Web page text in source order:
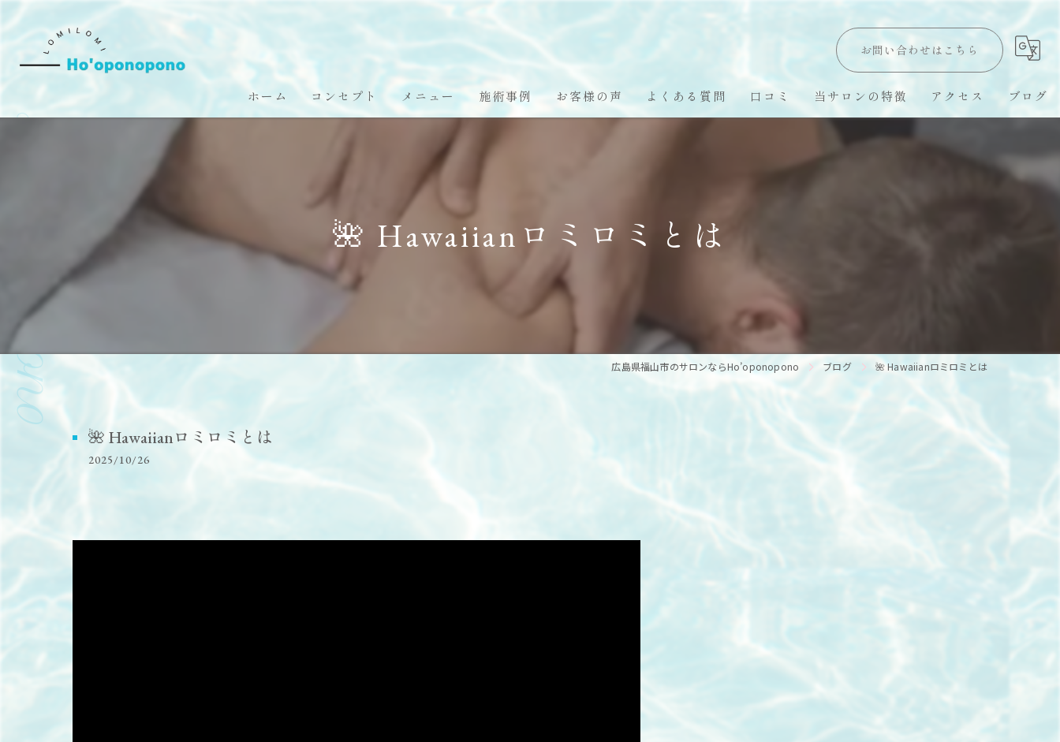
お問い合わせはこちら
ホーム コンセプト メニュー 施術事例 お客様の声 よくある質問 口コミ 当サロンの特徴 アクセス ブログ
🌺 Hawaiianロミロミとは
広島県福山市のサロンならHo’oponopono ブログ 🌺 Hawaiianロミロミとは
🌺 Hawaiianロミロミとは
2025/10/26